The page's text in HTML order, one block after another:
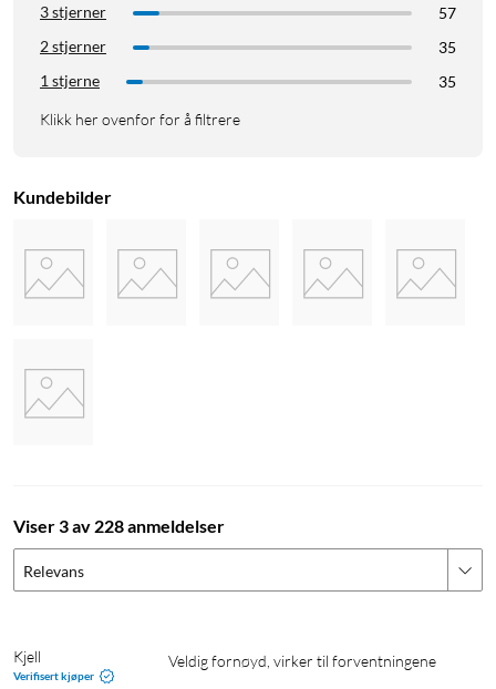
3 stjerner
57
2 stjerner
35
1 stjerne
35
Klikk her ovenfor for å filtrere
Kundebilder
Viser 3 av 228 anmeldelser
Relevans
Kjell
Verifisert kjøper
Veldig fornøyd, virker til forventningene